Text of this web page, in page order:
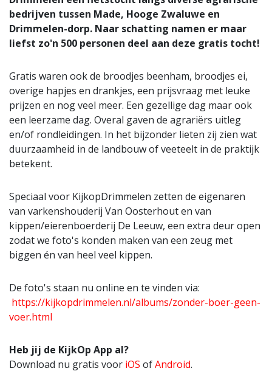
bedrijven tussen Made, Hooge Zwaluwe en
Drimmelen-dorp. Naar schatting namen er maar
liefst zo'n 500 personen deel aan deze gratis tocht!
Gratis waren ook de broodjes beenham, broodjes ei,
overige hapjes en drankjes, een prijsvraag met leuke
prijzen en nog veel meer. Een gezellige dag maar ook
een leerzame dag. Overal gaven de agrariërs uitleg
en/of rondleidingen. In het bijzonder lieten zij zien wat
duurzaamheid in de landbouw of veeteelt in de praktijk
betekent.
Speciaal voor KijkopDrimmelen zetten de eigenaren
van varkenshouderij Van Oosterhout en van
kippen/eierenboerderij De Leeuw, een extra deur open
zodat we foto's konden maken van een zeug met
biggen én van heel veel kippen.
De foto's staan nu online en te vinden via:
https://kijkopdrimmelen.nl/albums/zonder-boer-geen-
voer.html
Heb jij de KijkOp App al?
Download nu gratis voor iOS ofAndroid.